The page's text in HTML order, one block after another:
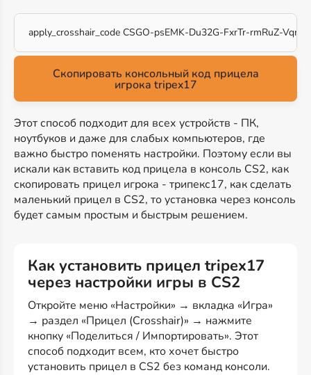
apply_crosshair_code CSGO-psEMK-Du32G-FxrTr-rmRuZ-VqnkP
Скопировать консольный код прицела
игрока tripex17
Этот способ подходит для всех устройств - ПК,
ноутбуков и даже для слабых компьютеров, где
важно быстро поменять настройки. Поэтому если вы
искали как вставить код прицела в консоль CS2, как
скопировать прицел игрока - трипекс17, как сделать
маленький прицел в CS2, то установка через консоль
будет самым простым и быстрым решением.
Как установить прицел tripex17
через настройки игры в CS2
Откройте меню «Настройки» → вкладка «Игра»
→ раздел «Прицел (Crosshair)» → нажмите
кнопку «Поделиться / Импортировать». Этот
способ подходит всем, кто хочет быстро
установить прицел в CS2 без команд консоли.